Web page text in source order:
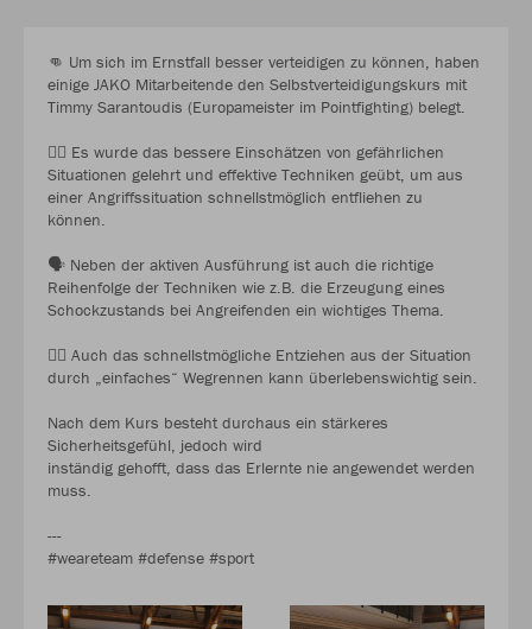
👊 Um sich im Ernstfall besser verteidigen zu können, haben
einige JAKO Mitarbeitende den Selbstverteidigungskurs mit
Timmy Sarantoudis (Europameister im Pointfighting) belegt.
🙅‍♀️ Es wurde das bessere Einschätzen von gefährlichen
Situationen gelehrt und effektive Techniken geübt, um aus
einer Angriffssituation schnellstmöglich entfliehen zu
können.
🗣 Neben der aktiven Ausführung ist auch die richtige
Reihenfolge der Techniken wie z.B. die Erzeugung eines
Schockzustands bei Angreifenden ein wichtiges Thema.
🏃‍♂️ Auch das schnellstmögliche Entziehen aus der Situation
durch „einfaches“ Wegrennen kann überlebenswichtig sein.
Nach dem Kurs besteht durchaus ein stärkeres
Sicherheitsgefühl, jedoch wird
inständig gehofft, dass das Erlernte nie angewendet werden
muss.
---
#weareteam #defense #sport